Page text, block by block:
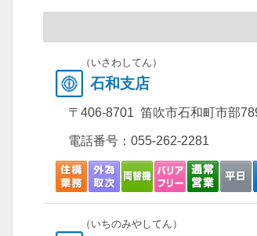
（いさわしてん）
石和支店
〒406-8701 笛吹市石和町市部
電話番号： 055-262-2281
（いちのみやしてん）